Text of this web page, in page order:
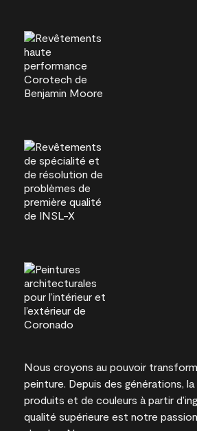
Nous croyons au pouvoir
peinture. Depuis des générations,
produits et de couleurs à partir
qualité supérieure est notre